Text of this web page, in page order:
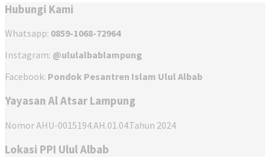
Hubungi Kami
Whatsapp: 0859-1068-72964
Instagram: @ululalbablampung
Facebook: Pondok Pesantren Islam Ulul Albab
Yayasan Al Atsar Lampung
Nomor AHU-0015194.AH.01.04.Tahun 2024
Lokasi PPI Ulul Albab